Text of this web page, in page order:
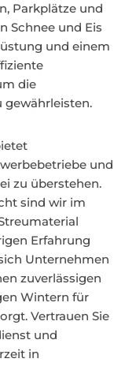
Parkplätze und
Schnee und Eis
und einem
die
gewährleisten.
und
zu überstehen.
sind wir im
Erfahrung
Unternehmen
zuverlässigen
Wintern für
Vertrauen Sie
und
in